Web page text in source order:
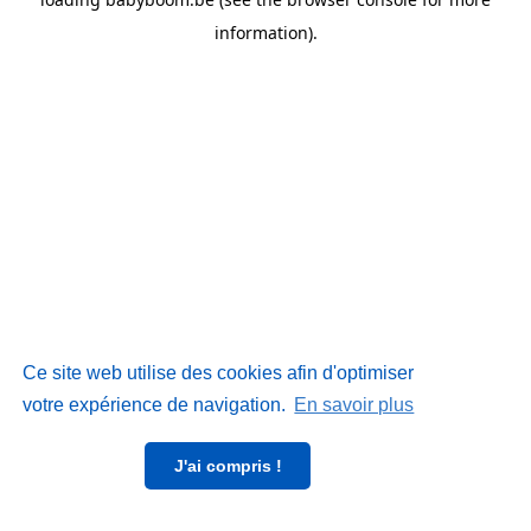
Ce site web utilise des cookies afin d'optimiser
votre expérience de navigation. En savoir plus
J'ai compris !
information).